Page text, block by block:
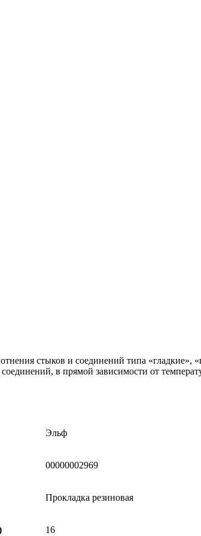
стыков и соединений типа «гладкие»,
в прямой зависимости от
Эльф
00000002969
Прокладка резиновая
16